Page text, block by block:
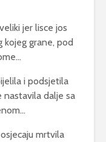
jer lisce jos
kojeg grane, pod
i podsjetila
nastavila dalje sa
mrtvila